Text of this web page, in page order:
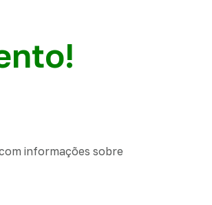
informações sobre